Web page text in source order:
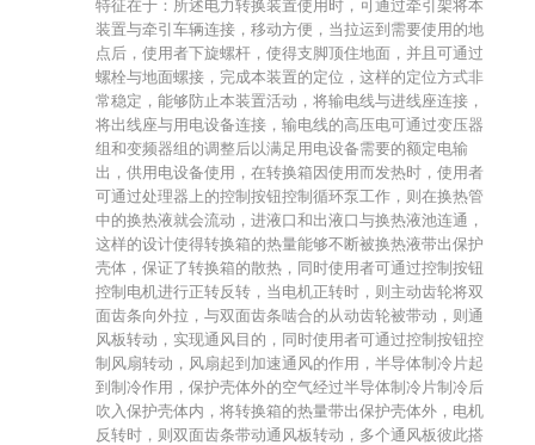
特征在于：所述电力转换装置使用时，可通过牵引架将本
装置与牵引车辆连接，移动方便，当拉运到需要使用的地
点后，使用者下旋螺杆，使得支脚顶住地面，并且可通过
螺栓与地面螺接，完成本装置的定位，这样的定位方式非
常稳定，能够防止本装置活动，将输电线与进线座连接，
将出线座与用电设备连接，输电线的高压电可通过变压器
组和变频器组的调整后以满足用电设备需要的额定电输
出，供用电设备使用，在转换箱因使用而发热时，使用者
可通过处理器上的控制按钮控制循环泵工作，则在换热管
中的换热液就会流动，进液口和出液口与换热液池连通，
这样的设计使得转换箱的热量能够不断被换热液带出保护
壳体，保证了转换箱的散热，同时使用者可通过控制按钮
控制电机进行正转反转，当电机正转时，则主动齿轮将双
面齿条向外拉，与双面齿条啮合的从动齿轮被带动，则通
风板转动，实现通风目的，同时使用者可通过控制按钮控
制风扇转动，风扇起到加速通风的作用，半导体制冷片起
到制冷作用，保护壳体外的空气经过半导体制冷片制冷后
吹入保护壳体内，将转换箱的热量带出保护壳体外，电机
反转时，则双面齿条带动通风板转动，多个通风板彼此搭